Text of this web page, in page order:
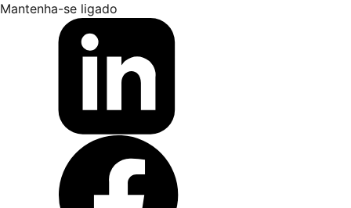
Mantenha-se ligado